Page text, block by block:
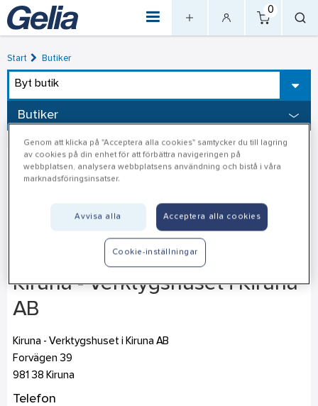
0
Start Butiker
Byt butik
Butiker
Kiruna - Verktygshuset i Kiruna
AB
Kiruna - Verktygshuset i Kiruna AB
Forvägen 39
981 38 Kiruna
Telefon
Genom att klicka på "Acceptera alla cookies" samtycker du till lagring
av cookies på din enhet för att förbättra navigeringen på
webbplatsen, analysera webbplatsens användning och bistå i våra
marknadsföringsinsatser.
Avvisa alla Acceptera alla cookies
Cookie-inställningar